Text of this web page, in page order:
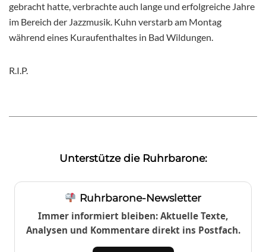
gebracht hatte, verbrachte auch lange und erfolgreiche Jahre
im Bereich der Jazzmusik. Kuhn verstarb am Montag
während eines Kuraufenthaltes in Bad Wildungen.
R.I.P.
Unterstütze die Ruhrbarone:
Ruhrbarone-Newsletter
Immer informiert bleiben: Aktuelle Texte,
Analysen und Kommentare direkt ins Postfach.